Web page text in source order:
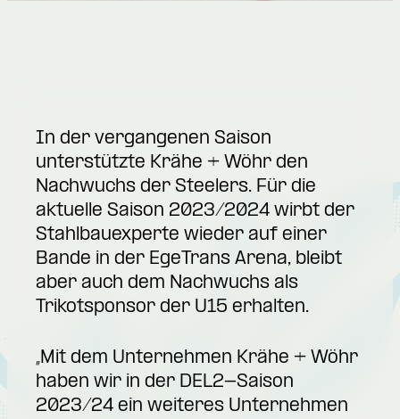
In der vergangenen Saison
unterstützte Krähe + Wöhr den
Nachwuchs der Steelers. Für die
aktuelle Saison 2023/2024 wirbt der
Stahlbauexperte wieder auf einer
Bande in der EgeTrans Arena, bleibt
aber auch dem Nachwuchs als
Trikotsponsor der U15 erhalten.
„Mit dem Unternehmen Krähe + Wöhr
haben wir in der DEL2-Saison
2023/24 ein weiteres Unternehmen